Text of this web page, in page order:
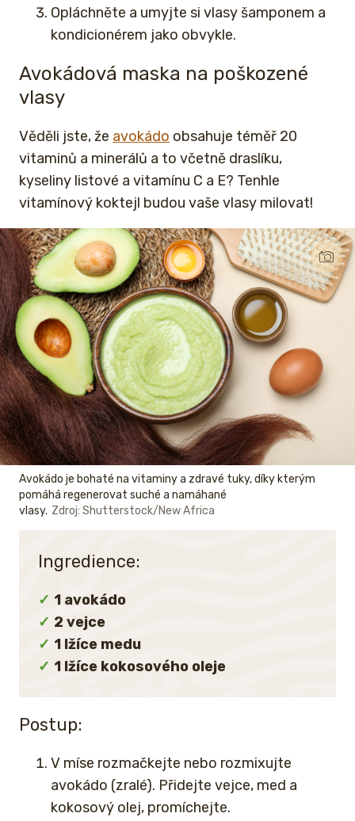
Opláchněte a umyjte si vlasy šamponem a
kondicionérem jako obvykle.
Avokádová maska na poškozené
vlasy
Věděli jste, že avokádo obsahuje téměř 20
vitaminů a minerálů a to včetně draslíku,
kyseliny listové a vitamínu C a E? Tenhle
vitamínový koktejl budou vaše vlasy milovat!
Avokádo je bohaté na vitaminy a zdravé tuky, díky kterým
pomáhá regenerovat suché a namáhané
vlasy. Zdroj: Shutterstock/New Africa
Ingredience:
1 avokádo
2 vejce
1 lžíce medu
1 lžíce kokosového oleje
Postup:
V míse rozmačkejte nebo rozmixujte
avokádo (zralé). Přidejte vejce, med a
kokosový olej, promíchejte.